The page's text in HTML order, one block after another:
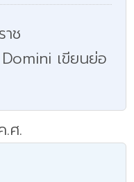
ช
เขียนย่อ
ศ.